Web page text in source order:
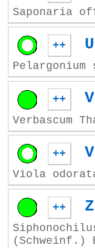
Saponaria
++
Pelargonium
++
Verbascum
++
Viola
++
(Schweinf.)